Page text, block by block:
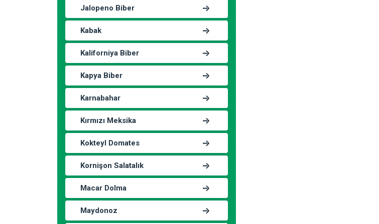
Jalopeno Biber
Kabak
Kaliforniya Biber
Kapya Biber
Karnabahar
Kırmızı Meksika
Kokteyl Domates
Kornişon Salatalık
Macar Dolma
Maydonoz